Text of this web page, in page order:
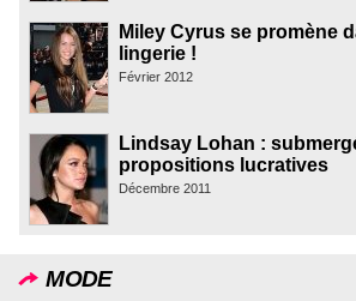
Miley Cyrus se promène
lingerie !
Février 2012
Lindsay Lohan :
propositions lucratives
Décembre 2011
MODE